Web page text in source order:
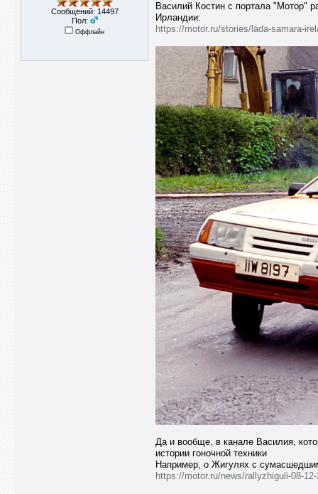
Сообщений: 14497
Пол:
Оффлайн
Василий Костин с портала "Мотор"
Ирландии:
https://motor.ru/stories/lada-samara-
Да и вообще, в канале Василия,
истории гоночной техники
Например, о Жигулях с
https://motor.ru/news/rallyzhiguli-08-